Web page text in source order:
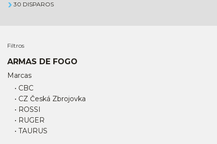
30 DISPAROS
Filtros
ARMAS DE FOGO
Marcas
• CBC
• CZ Česká Zbrojovka
• ROSSI
• RUGER
• TAURUS